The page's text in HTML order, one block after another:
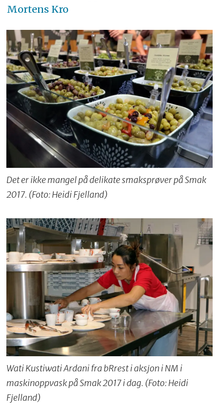
Mortens Kro
Det er ikke mangel på delikate smaksprøver på Smak
2017. (Foto: Heidi Fjelland)
Wati Kustiwati Ardani fra bRrest i aksjon i NM i
maskinoppvask på Smak 2017 i dag. (Foto: Heidi
Fjelland)